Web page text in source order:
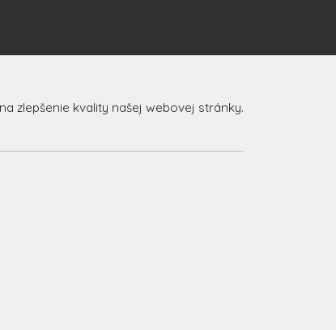
zlepšenie kvality našej webovej stránky.